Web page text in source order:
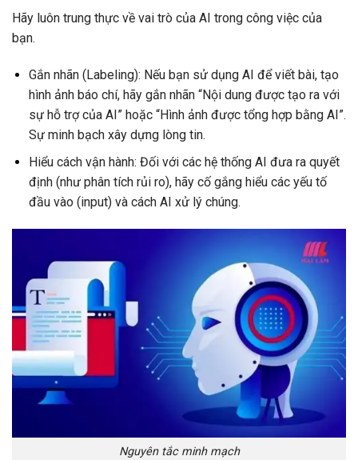
Hãy luôn trung thực về vai trò của AI trong công việc của
bạn.
Gắn nhãn (Labeling): Nếu bạn sử dụng AI để viết bài, tạo
hình ảnh báo chí, hãy gắn nhãn “Nội dung được tạo ra với
sự hỗ trợ của AI” hoặc “Hình ảnh được tổng hợp bằng AI”.
Sự minh bạch xây dựng lòng tin.
Hiểu cách vận hành: Đối với các hệ thống AI đưa ra quyết
định (như phân tích rủi ro), hãy cố gắng hiểu các yếu tố
đầu vào (input) và cách AI xử lý chúng.
Nguyên tắc minh mạch